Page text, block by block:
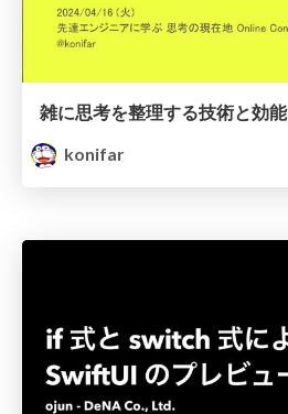
雑に思考を整理する技術と効能
konifar